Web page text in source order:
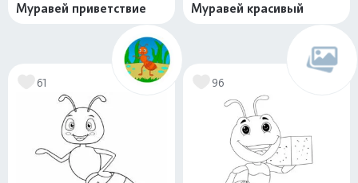
Муравей приветствие Муравей красивый
61 96